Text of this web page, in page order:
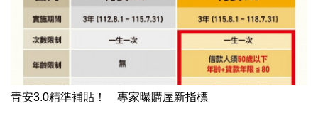
青安3.0精準補貼！ 專家曝購屋新指標